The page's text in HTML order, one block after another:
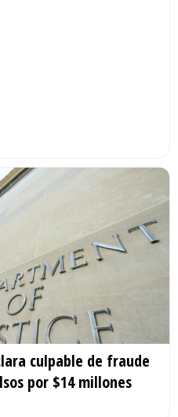
culpable de fraude
por $14 millones